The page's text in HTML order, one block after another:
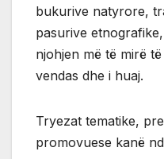
bukurive natyrore,
pasurive
njohjen më të mirë
vendas dhe i huaj.
Tryezat tematike,
promovuese kanë